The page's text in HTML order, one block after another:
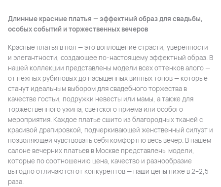
Длинные красные платья — эффектный образ для свадьбы,
особых событий и торжественных вечеров
Красные платья в пол — это воплощение страсти, уверенности
и элегантности, создающее по-настоящему эффектный образ. В
нашей коллекции представлены модели всех оттенков алого —
от нежных рубиновых до насыщенных винных тонов — которые
станут идеальным выбором для свадебного торжества в
качестве гостьи, подружки невесты или мамы, а также для
торжественного ужина, светского приема или особого
мероприятия. Каждое платье сшито из благородных тканей с
красивой драпировкой, подчеркивающей женственный силуэт и
позволяющей чувствовать себя комфортно весь вечер. В нашем
салоне вечерних платьев в Москве представлены модели,
которые по соотношению цена, качество и разнообразие
выгодно отличаются от конкурентов — наши цены ниже в 2–2,5
раза.